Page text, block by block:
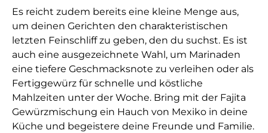
Es reicht zudem bereits eine kleine Menge aus,
um deinen Gerichten den charakteristischen
letzten Feinschliff zu geben, den du suchst. Es ist
auch eine ausgezeichnete Wahl, um Marinaden
eine tiefere Geschmacksnote zu verleihen oder als
Fertiggewürz für schnelle und köstliche
Mahlzeiten unter der Woche. Bring mit der Fajita
Gewürzmischung ein Hauch von Mexiko in deine
Küche und begeistere deine Freunde und Familie.